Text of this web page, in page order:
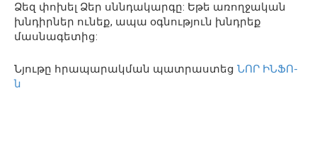
Ձեզ փոխել Ձեր սննդակարգը: Եթե ​​առողջական
խնդիրներ ունեք, ապա օգնություն խնդրեք
մասնագետից:
Նյութը հրապարակման պատրաստեց ՆՈՐ ԻՆՖՈ-
ն